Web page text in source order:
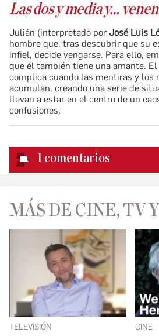
Las dos y media y…
Julián (interpretado por José Luis
hombre que, tras descubrir que su
infiel, decide vengarse. Para ello,
que él también tiene una amante.
complica cuando las mentiras y los
acumulan, creando una serie de
llevan a estar en el centro de un
confusiones.
1 comentarios
MÁS DE CINE, TV
TELEVISIÓN CINE